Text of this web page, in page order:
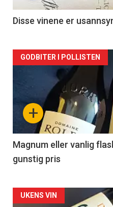
2
Disse vinene er
Forsiden
akkurat
nå
3
+
GODBITER I POLLISTEN
Magnum eller vanlig
gunstig pris
Forsiden
UKENS VIN